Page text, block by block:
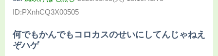
ID:PXnhCQ3X00505
何でもかんでもコロカスのせいにしてんじゃねえ
ぞハゲ